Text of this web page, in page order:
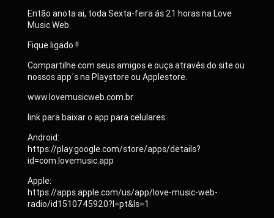
Então anota ai, toda Sexta-feira ás 21 horas na Love
Music Web.
Fique ligado !!
Compartilhe com seus amigos e ouça através do site ou
nossos app´s na Playstore ou Applestore.
www.lovemusicweb.com.br
link para baixar o app para celulares:
Android:
https://play.google.com/store/apps/details?
id=com.lovemusic.app
Apple:
https://apps.apple.com/us/app/love-music-web-
radio/id1510745920?l=pt&ls=1